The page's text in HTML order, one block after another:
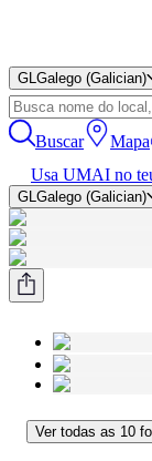
GLGalego (Galician)
Buscar Mapa
Usa UMAI no
GLGalego (Galician)
Ver todas as 10